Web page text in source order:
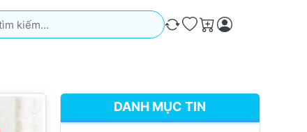
Kết quả sẽ tự động xuất hiện khi bạn nhập. Nhấn phím
So sánh
Ưa thích
Giỏ hàng
DANH MỤC TIN